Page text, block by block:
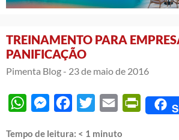
TREINAMENTO PARA
PANIFICAÇÃO
Pimenta Blog - 23 de maio de 2016
WhatsAppMessengerFacebook
Twitter Email
Tempo de leitura: < 1 minuto